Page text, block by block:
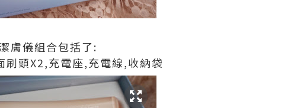
膚儀組合包括了:
刷頭X2,充電座,充電線,收納袋